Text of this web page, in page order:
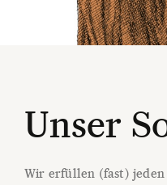
Unser
Wir erfüllen (fast) jeden